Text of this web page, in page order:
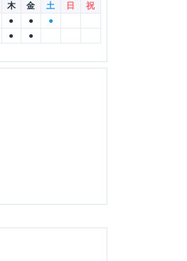
木 金 土 日
祝
● ●
●
● ●